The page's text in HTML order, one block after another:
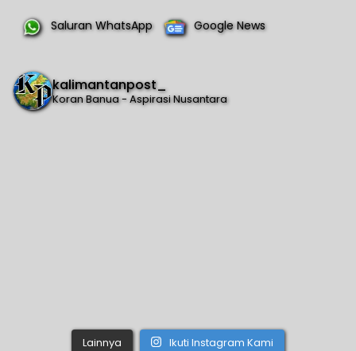
Saluran WhatsApp Google News
kalimantanpost_
Koran Banua - Aspirasi Nusantara
Lainnya Ikuti Instagram Kami